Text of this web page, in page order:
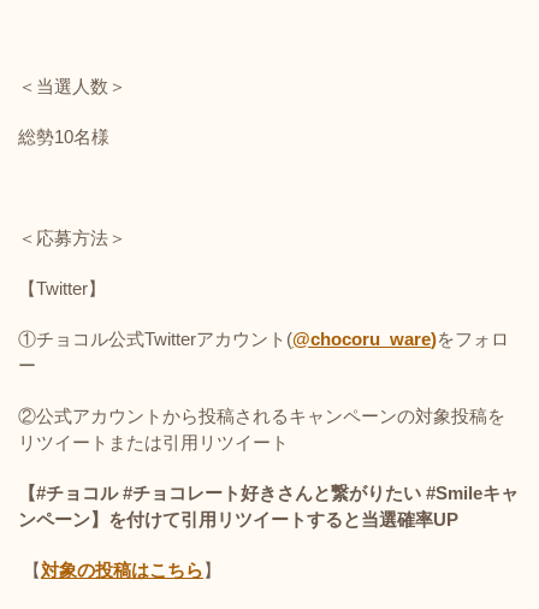
＜当選人数＞
総勢10名様
＜応募方法＞
【Twitter】
①チョコル公式Twitterアカウント (@chocoru_ware)をフォロ
ー
②公式アカウントから投稿されるキャンペーンの対象投稿を
リツイートまたは引用リツイート
【#チョコル#チョコレート好きさんと繋がりたい #Smileキャ
ンペーン】を付けて引用リツイートすると当選確率UP
【対象の投稿はこちら】